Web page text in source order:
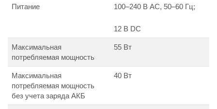
Питание
100–240 В AC, 50–60 Гц;
12 В DC
Максимальная
потребляемая мощность
55 Вт
Максимальная
потребляемая мощность
без учета заряда АКБ
40 Вт